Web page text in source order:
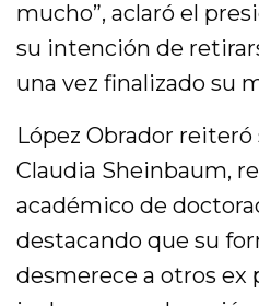
mucho”, aclaró el
su intención de
una vez finalizado su
López Obrador
Claudia Sheinbaum,
académico de
destacando que su
desmerece a otros ex